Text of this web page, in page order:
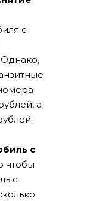
с
а
с
чтобы
с